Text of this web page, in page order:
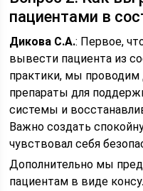
пациентами в
Дикова С.А.: Первое,
вывести пациента из
практики, мы проводим
препараты для
системы и
Важно создать
чувствовал себя
Дополнительно мы
пациентам в виде